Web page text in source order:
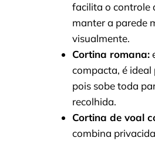
facilita o controle
manter a parede
visualmente.
Cortina romana:
compacta, é
pois sobe toda
recolhida.
Cortina de voal
combina